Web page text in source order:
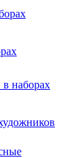
наборах